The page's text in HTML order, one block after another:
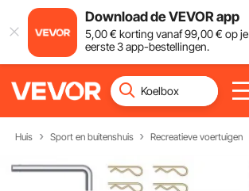
Download de VEVOR app
5,00€ korting vanaf99,00€ op je
eerste 3 app-bestellingen.
Huis Sport en buitenshuis Recreatieve voertuigen